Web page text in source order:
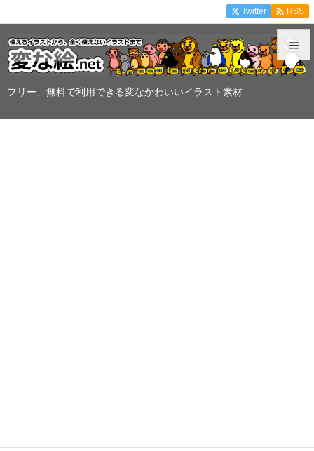
フリー、無料で利用できる変なかわいいイラスト素材


Twitter  RSS